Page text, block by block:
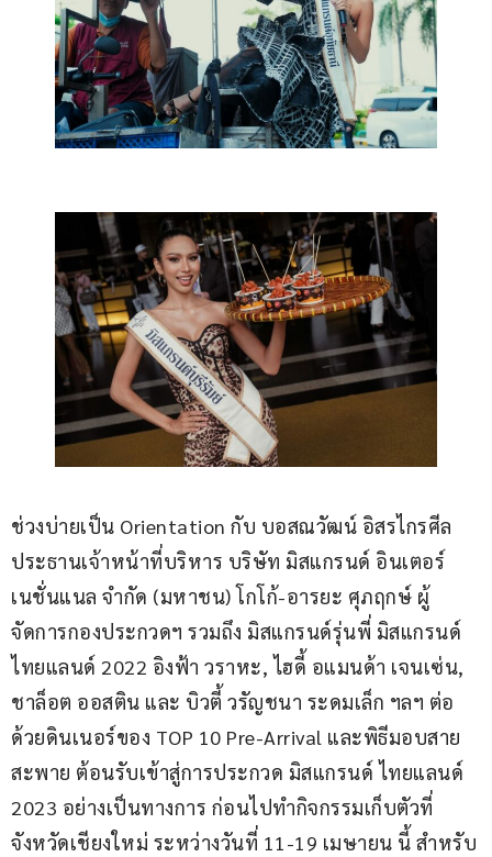
ช่วงบ่ายเป็น Orientation กับ บอสณวัฒน์ อิสรไกรศีล
ประธานเจ้าหน้าที่บริหาร บริษัท มิสแกรนด์ อินเตอร์
เนชั่นแนล จำกัด (มหาชน) โกโก้-อารยะ ศุภฤกษ์ ผู้
จัดการกองประกวดฯ รวมถึง มิสแกรนด์รุ่นพี่ มิสแกรนด์
ไทยแลนด์ 2022 อิงฟ้า วราหะ, ไฮดี้ อแมนด้า เจนเซ่น,
ชาล็อต ออสติน และ บิวตี้ วรัญชนา ระดมเล็ก ฯลฯ ต่อ
ด้วยดินเนอร์ของ TOP 10 Pre-Arrival และพิธีมอบสาย
สะพาย ต้อนรับเข้าสู่การประกวด มิสแกรนด์ ไทยแลนด์
2023 อย่างเป็นทางการ ก่อนไปทำกิจกรรมเก็บตัวที่
จังหวัดเชียงใหม่ ระหว่างวันที่ 11-19 เมษายน นี้ สำหรับ